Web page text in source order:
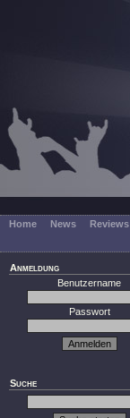
Home News Reviews
Anmeldung
Benutzername
Passwort
Suche